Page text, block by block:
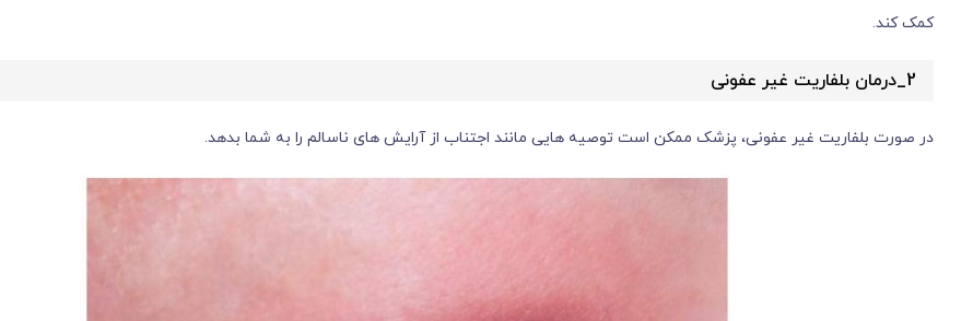
کمک کند.
2_درمان بلفاریت غیر عفونی
در صورت بلفاریت غیر عفونی، پزشک ممکن است توصیه هایی مانند اجتناب از آرایش های ناسالم را به شما بدهد.